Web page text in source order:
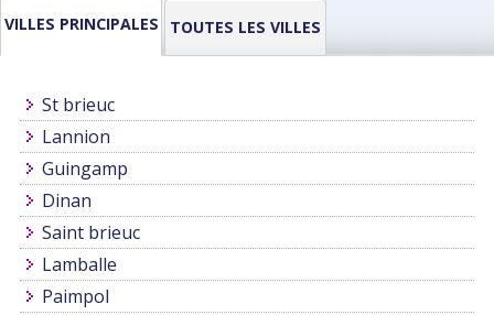
INFORMATIONS
VILLES PRINCIPALES TOUTES LES VILLES
St brieuc
Lannion
Guingamp
Dinan
Saint brieuc
Lamballe
Paimpol